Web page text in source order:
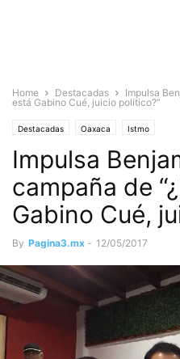
Home Destacadas
Impulsa
está Gabino Cué, juicio político?”
Destacadas Oaxaca Istmo
Impulsa
campaña de
Gabino Cué,
By Pagina3.mx - 12/05/2017